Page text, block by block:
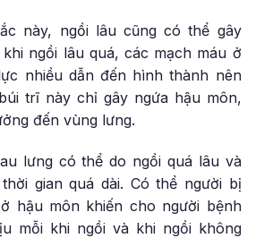
này, ngồi lâu cũng có thể gây
ngồi lâu quá, các mạch máu ở
nhiều dẫn đến hình thành nên
trĩ này chỉ gây ngứa hậu môn,
đến vùng lưng.
lưng có thể do ngồi quá lâu và
gian quá dài. Có thể người bị
hậu môn khiến cho người bệnh
mỗi khi ngồi và khi ngồi không